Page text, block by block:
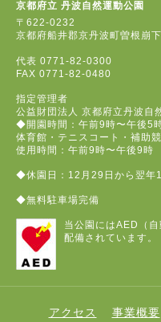
京都府立 丹波自然運動公園
〒622-0232
京都府船井郡京丹波町曽根崩
代表 0771-82-0300
FAX 0771-82-0480
指定管理者
公益財団法人 京都府立丹波自
◆開園時間：午前9時〜午後5
体育館・テニスコート・補助
使用時間：午前9時〜午後9時
◆休園日：12月29日から翌年
◆無料駐車場完備
当公園にはAED（
配備されています。
アクセス 事業概要